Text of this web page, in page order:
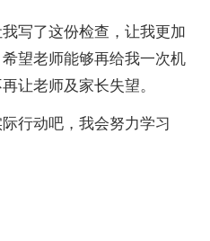
了这份检查，让我更加
望老师能够再给我一次机
让老师及家长失望。
动吧，我会努力学习